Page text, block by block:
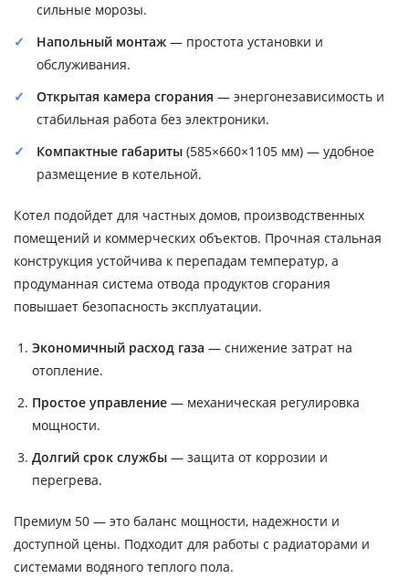
сильные морозы.
Напольный монтаж — простота установки и
обслуживания.
Открытая камера сгорания — энергонезависимость и
стабильная работа без электроники.
Компактные габариты (585×660×1105 мм) — удобное
размещение в котельной.
Котел подойдет для частных домов, производственных
помещений и коммерческих объектов. Прочная стальная
конструкция устойчива к перепадам температур, а
продуманная система отвода продуктов сгорания
повышает безопасность эксплуатации.
Экономичный расход газа — снижение затрат на
отопление.
Простое управление — механическая регулировка
мощности.
Долгий срок службы — защита от коррозии и
перегрева.
Премиум 50 — это баланс мощности, надежности и
доступной цены. Подходит для работы с радиаторами и
системами водяного теплого пола.